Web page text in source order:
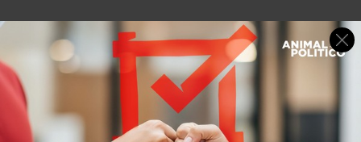
La suspensión también ordena a Grupo MVS dejar sin
efectos los lineamientos que MVS publicó a sus
conductores, puesto que “se advierte preliminarmente
que se pone en riesgo lo estipulado en el contrato y
además sus efectos pueden generar un efecto inhibidor
en la libertad de expresión”.